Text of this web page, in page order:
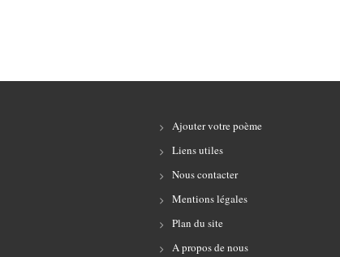
Ajouter votre poème
Liens utiles
Nous contacter
Mentions légales
Plan du site
A propos de nous